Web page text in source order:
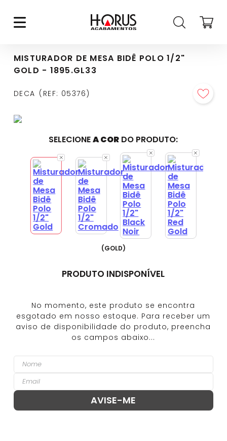
MISTURADOR DE MESA BIDÊ POLO 1/2"
GOLD - 1895.GL33
DECA REF: 05376
SELECIONEA COR DO PRODUTO:
(GOLD)
PRODUTO INDISPONÍVEL